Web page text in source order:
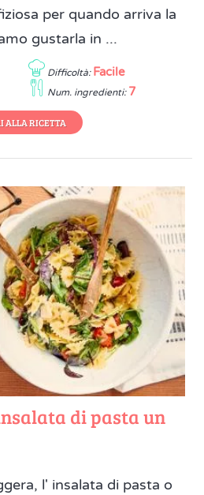
per quando arriva la
gustarla in ...
Difficoltà: Facile
Num. ingredienti: 7
ALLA RICETTA
di pasta un
l' insalata di pasta o